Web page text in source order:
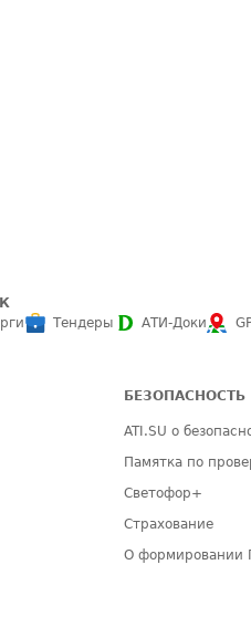
Тендеры АТИ-Доки
БЕЗОПАСНОСТЬ
ATI.SU о
Памятка по
Светофор+
Страхование
О формировании